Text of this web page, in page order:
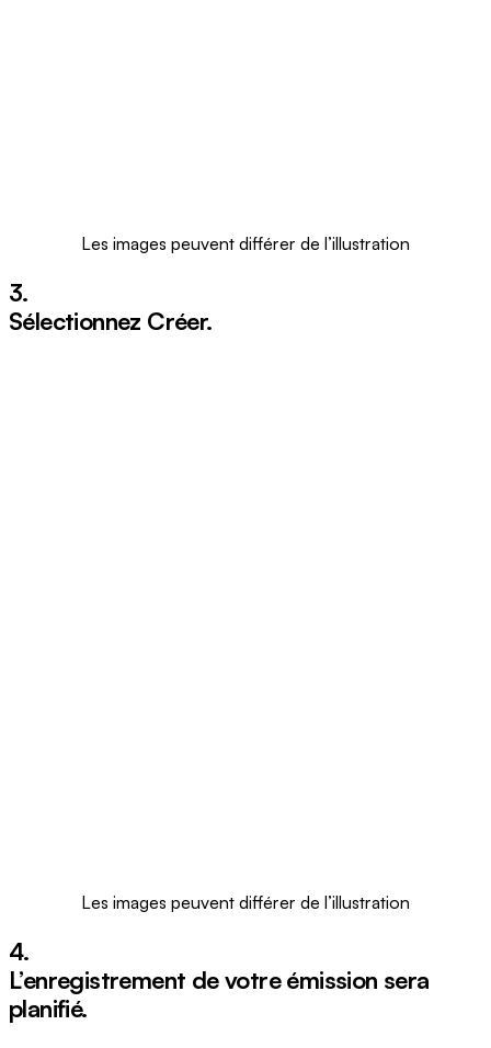
Les images peuvent différer de l’illustration
3.
Sélectionnez Créer.
Les images peuvent différer de l’illustration
4.
L’enregistrement de votre émission sera
planifié.